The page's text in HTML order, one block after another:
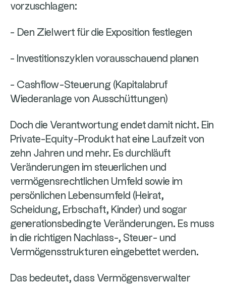
vorzuschlagen:
- Den Zielwert für die Exposition festlegen
- Investitionszyklen vorausschauend planen
- Cashflow-Steuerung (Kapitalabruf
Wiederanlage von Ausschüttungen)
Doch die Verantwortung endet damit nicht. Ein
Private-Equity-Produkt hat eine Laufzeit von
zehn Jahren und mehr. Es durchläuft
Veränderungen im steuerlichen und
vermögensrechtlichen Umfeld sowie im
persönlichen Lebensumfeld (Heirat,
Scheidung, Erbschaft, Kinder) und sogar
generationsbedingte Veränderungen. Es muss
in die richtigen Nachlass-, Steuer- und
Vermögensstrukturen eingebettet werden.
Das bedeutet, dass Vermögensverwalter